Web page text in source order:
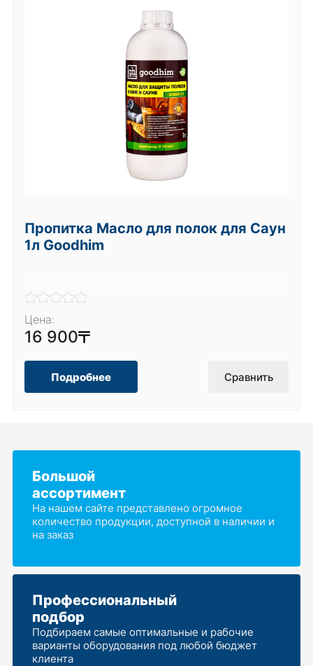
Пропитка Масло для полок для Саун
1л Goodhim
Цена:
16 900
Подробнее Сравнить
Большой
ассортимент
На нашем сайте представлено огромное
количество продукции, доступной в наличии и
на заказ
Профессиональный
подбор
Подбираем самые оптимальные и рабочие
варианты оборудования под любой бюджет
клиента